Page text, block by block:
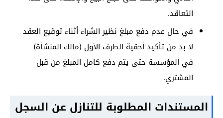
التعاقد.
في حال عدم دفع مبلغ نظير الشراء أثناء توقيع العقد
لا بد من تأكيد أحقية الطرف الأول (مالك المنشأة)
في المؤسسة حتى يتم دفع كامل المبلغ من قبل
المشتري.
المستندات المطلوبة للتنازل عن السجل